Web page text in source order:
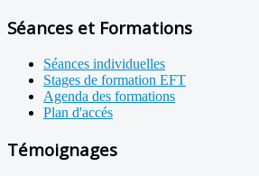
Séances et Formations
Séances individuelles
Stages de formation EFT
Agenda des formations
Plan d'accés
Témoignages